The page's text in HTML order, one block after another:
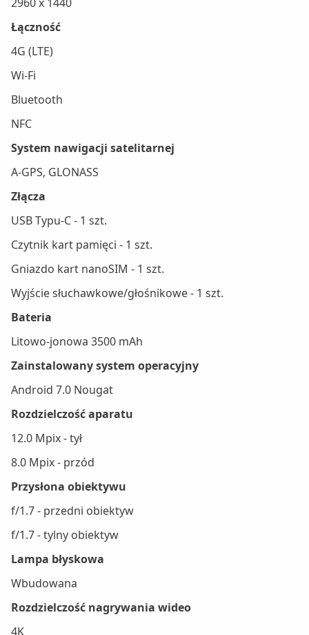
Łączność
4G (LTE)
Wi-Fi
Bluetooth
NFC
System nawigacji satelitarnej
A-GPS, GLONASS
Złącza
USB Typu-C - 1 szt.
Czytnik kart pamięci - 1 szt.
Gniazdo kart nanoSIM - 1 szt.
Wyjście słuchawkowe/głośnikowe - 1 szt.
Bateria
Litowo-jonowa 3500 mAh
Zainstalowany system operacyjny
Android 7.0 Nougat
Rozdzielczość aparatu
12.0 Mpix - tył
8.0 Mpix - przód
Przysłona obiektywu
f/1.7 - przedni obiektyw
f/1.7 - tylny obiektyw
Lampa błyskowa
Wbudowana
Rozdzielczość nagrywania wideo
4K